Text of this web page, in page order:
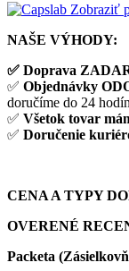
Zobraziť
NAŠE VÝHODY:
✅ Doprava
✅ Objednávky
doručíme do 24
✅ Všetok tovar
✅ Doručenie
CENA A TYPY
OVERENÉ
Packeta